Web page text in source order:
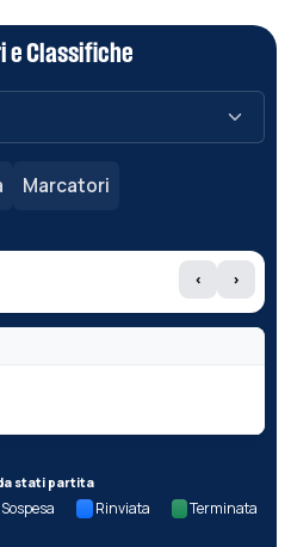
e Classifiche
Marcatori
‹ ›
stati partita
Sospesa Rinviata Terminata